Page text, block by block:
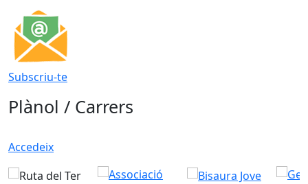
Subscriu-te
Plànol / Carrers
Accedeix